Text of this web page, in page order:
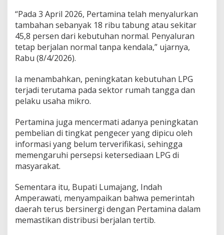
“Pada 3 April 2026, Pertamina telah menyalurkan
tambahan sebanyak 18 ribu tabung atau sekitar
45,8 persen dari kebutuhan normal. Penyaluran
tetap berjalan normal tanpa kendala,” ujarnya,
Rabu (8/4/2026).
Ia menambahkan, peningkatan kebutuhan LPG
terjadi terutama pada sektor rumah tangga dan
pelaku usaha mikro.
Pertamina juga mencermati adanya peningkatan
pembelian di tingkat pengecer yang dipicu oleh
informasi yang belum terverifikasi, sehingga
memengaruhi persepsi ketersediaan LPG di
masyarakat.
Sementara itu, Bupati Lumajang, Indah
Amperawati, menyampaikan bahwa pemerintah
daerah terus bersinergi dengan Pertamina dalam
memastikan distribusi berjalan tertib.